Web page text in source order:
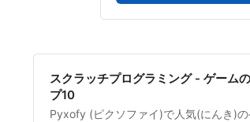
スクラッチプログラミング - ゲーム
プ10
Pyxofy (ピクソファイ)で人気(にんき)